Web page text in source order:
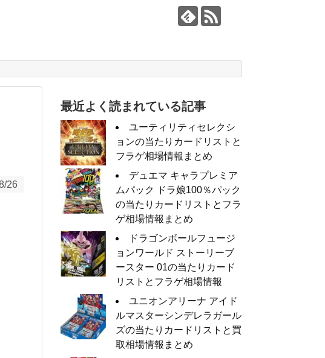
26
最近よく読まれている記事
ユーティリティセレクシ
ョンの当たりカードリストと
フラゲ相場情報まとめ
デュエマ キャラプレミア
ムパック ドラ娘100％パック
の当たりカードリストとフラ
ゲ相場情報まとめ
ドラゴンボールフュージ
ョンワールド ストーリーブ
ースター 01の当たりカード
リストとフラゲ相場情報
ユニオンアリーナ アイド
ルマスターシンデレラガール
ズの当たりカードリストと買
取相場情報まとめ